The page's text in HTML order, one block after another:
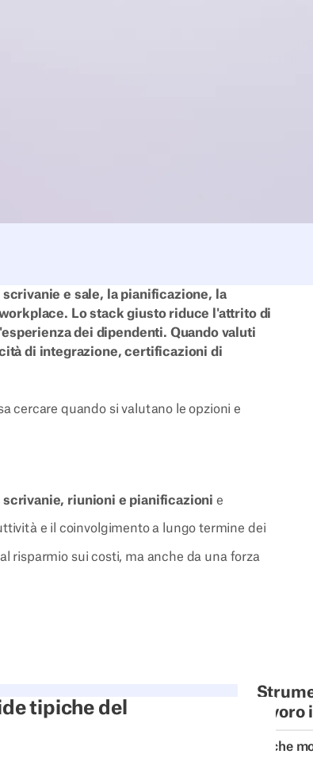
e sale, la pianificazione, la
Lo stack giusto riduce l'attrito di
dei dipendenti. Quando valuti
di integrazione, certificazioni di
cercare quando si valutano le opzioni e
scrivanie, riunioni e pianificazioni e
e il coinvolgimento a lungo termine dei
risparmio sui costi, ma anche da una forza
lavoro
In che
tipiche del